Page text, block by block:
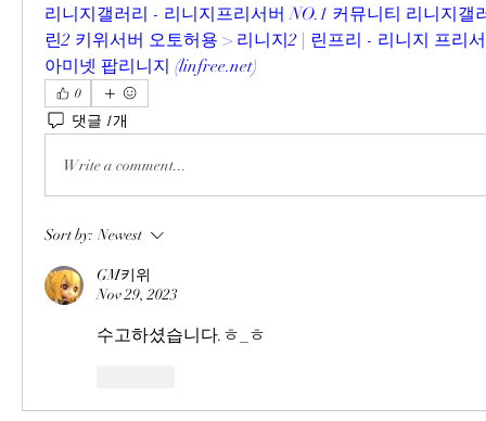
리니지갤러리 - 리니지프리서버 NO.1 커뮤니티 리니지갤
린2 키위서버 오토허용 > 리니지2 | 린프리 - 리니지 프리
아미넷 팝리니지 (linfree.net)
0
댓글 1개
Write a comment...
Sort by: Newest
GM키위
Nov 29, 2023
수고하셨습니다.ㅎ_ㅎ